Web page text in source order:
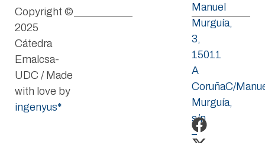
Manuel
Murguía,
3,
15011
A
CoruñaC/
Murguía,
s/n
–
Copyright ©
2025
Cátedra
Emalcsa-
UDC / Made
with love by
ingenyus*